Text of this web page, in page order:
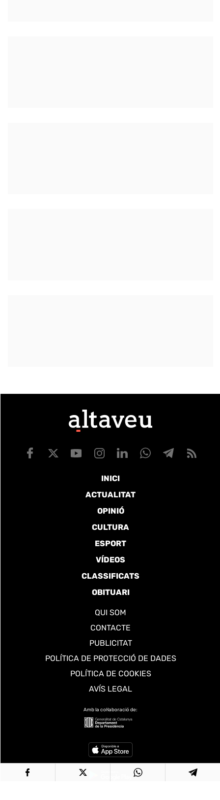
INICI
ACTUALITAT
OPINIÓ
CULTURA
ESPORT
VÍDEOS
CLASSIFICATS
OBITUARI
QUI SOM
CONTACTE
PUBLICITAT
POLÍTICA DE PROTECCIÓ DE DADES
POLÍTICA DE COOKIES
AVÍS LEGAL
Amb la col·laboració de: